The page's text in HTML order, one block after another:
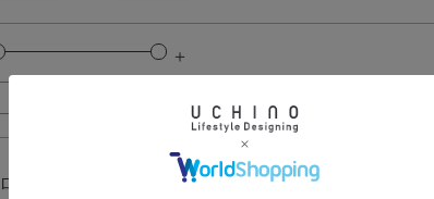
ーヤル定番
ローヤル・セレ